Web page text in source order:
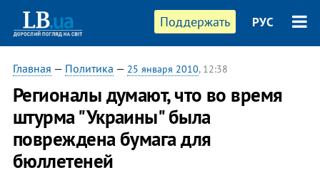
Поддержать РУС
Главная — Политика — 25 января 2010, 12:38
Регионалы думают, что во время
штурма "Украины" была
повреждена бумага для
бюллетеней